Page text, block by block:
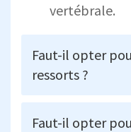
vertébrale.
Faut-il opter
ressorts ?
Faut-il opter